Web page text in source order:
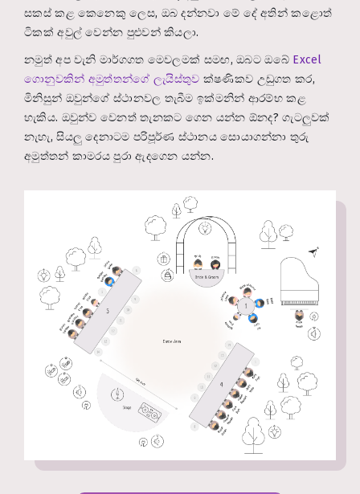
සකස් කළ කෙනෙකු ලෙස, ඔබ දන්නවා මේ දේ අතින් කළොත්
ටිකක් අවුල් වෙන්න පුළුවන් කියලා.
නමුත් අප වැනි මාර්ගගත මෙවලමක් සමඟ, ඔබට ඔබේ Excel
ගොනුවකින් අමුත්තන්ගේ ලැයිස්තුව ක්ෂණිකව උඩුගත කර,
මිනිසුන් ඔවුන්ගේ ස්ථානවල තැබීම ඉක්මනින් ආරම්භ කළ
හැකිය. ඔවුන්ව වෙනත් තැනකට ගෙන යන්න ඕනද? ගැටලුවක්
නැහැ, සියලු දෙනාටම පරිපූර්ණ ස්ථානය සොයාගන්නා තුරු
අමුත්තන් කාමරය පුරා ඇදගෙන යන්න.